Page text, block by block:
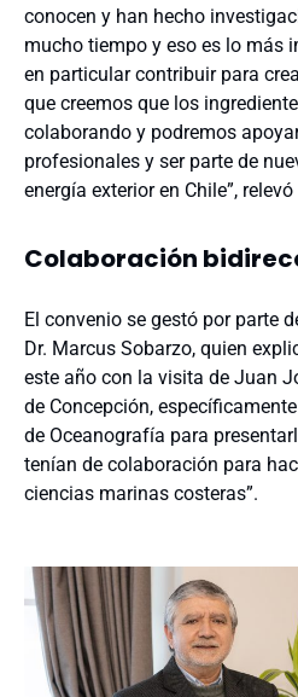
conocen y han hecho
mucho tiempo y eso es lo más
en particular contribuir para
que creemos que los
colaborando y podremos
profesionales y ser parte de
energía exterior en Chile”,
Colaboración
El convenio se gestó por parte
Dr. Marcus Sobarzo, quien
este año con la visita de Juan
de Concepción,
de Oceanografía para
tenían de colaboración para
ciencias marinas costeras”.